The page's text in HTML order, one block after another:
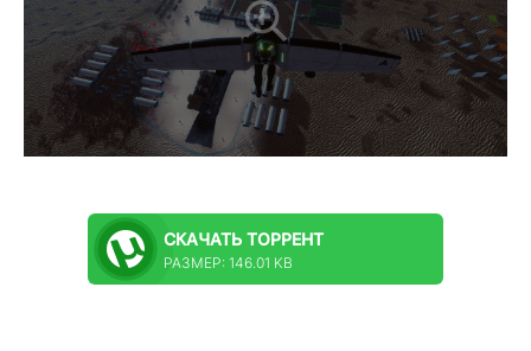
СКАЧАТЬ ТОРРЕНТ
РАЗМЕР: 146.01 KB